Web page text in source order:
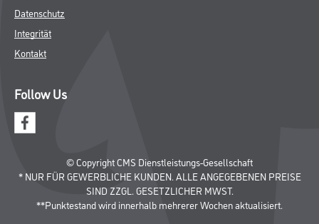
Datenschutz
Integrität
Kontakt
Follow Us
© Copyright CMS Dienstleistungs-Gesellschaft
* NUR FÜR GEWERBLICHE KUNDEN. ALLE ANGEGEBENEN PREISE
SIND ZZGL. GESETZLICHER MWST.
**Punktestand wird innerhalb mehrerer Wochen aktualisiert.